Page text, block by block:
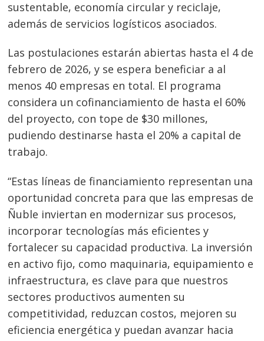
sustentable, economía circular y reciclaje,
además de servicios logísticos asociados.
Las postulaciones estarán abiertas hasta el 4 de
febrero de 2026, y se espera beneficiar a al
menos 40 empresas en total. El programa
considera un cofinanciamiento de hasta el 60%
del proyecto, con tope de $30 millones,
pudiendo destinarse hasta el 20% a capital de
trabajo.
“Estas líneas de financiamiento representan una
oportunidad concreta para que las empresas de
Ñuble inviertan en modernizar sus procesos,
incorporar tecnologías más eficientes y
fortalecer su capacidad productiva. La inversión
en activo fijo, como maquinaria, equipamiento e
infraestructura, es clave para que nuestros
sectores productivos aumenten su
competitividad, reduzcan costos, mejoren su
eficiencia energética y puedan avanzar hacia
entradas